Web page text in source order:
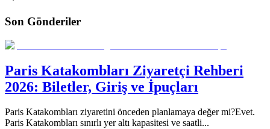
Son Gönderiler
Paris Katakombları Ziyaretçi Rehberi
2026: Biletler, Giriş ve İpuçları
Paris Katakombları ziyaretini önceden planlamaya değer mi?Evet.
Paris Katakombları sınırlı yer altı kapasitesi ve saatli...